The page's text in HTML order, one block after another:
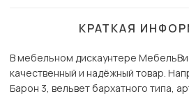
КРАТКАЯ
В мебельном дискаунтере
качественный и надёжный товар.
Барон 3, вельвет бархатного типа,